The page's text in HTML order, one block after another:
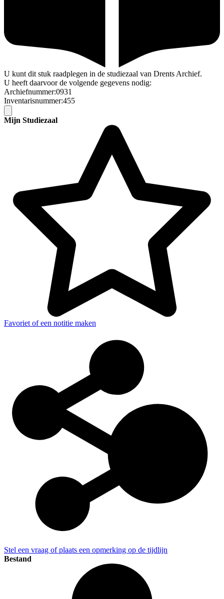
U kunt dit stuk raadplegen in de studiezaal van Drents Archief.
U heeft daarvoor de volgende gegevens nodig:
Archiefnummer:0931
Inventarisnummer:455
Mijn Studiezaal
Favoriet of een notitie maken
Stel een vraag of plaats een opmerking op de tijdlijn
Bestand